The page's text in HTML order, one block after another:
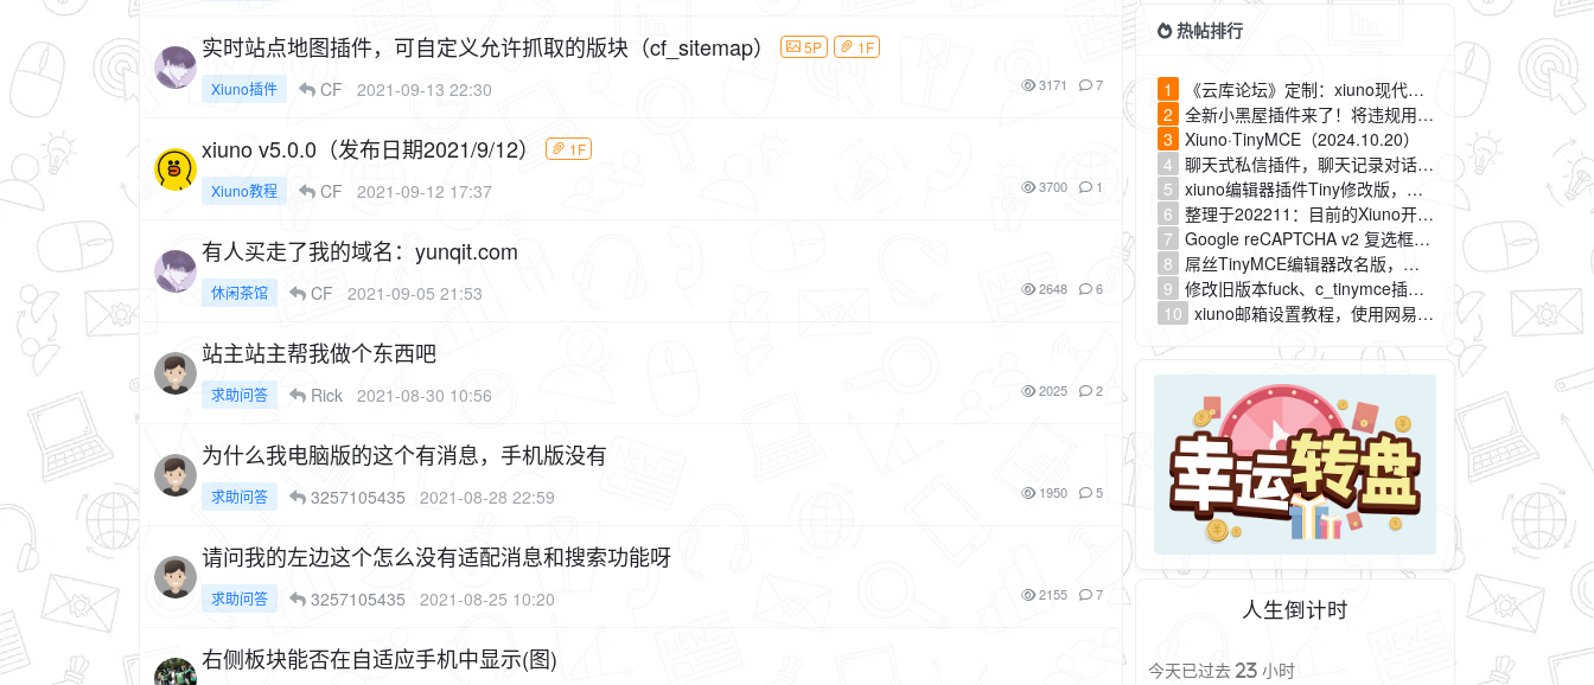
实时站点地图插件，可自定义允许抓取的版块（cf_sitemap） 5P 1F
Xiuno插件 CF 2021-09-13 22:30 3171 7
xiuno v5.0.0（发布日期2021/9/12） 1F
Xiuno教程 CF 2021-09-12 17:37 3700 1
有人买走了我的域名：yunqit.com
休闲茶馆 CF 2021-09-05 21:53 2648 6
站主站主帮我做个东西吧
求助问答 Rick 2021-08-30 10:56 2025 2
为什么我电脑版的这个有消息，手机版没有
求助问答 3257105435 2021-08-28 22:59 1950 5
请问我的左边这个怎么没有适配消息和搜索功能呀
求助问答 3257105435 2021-08-25 10:20 2155 7
右侧板块能否在自适应手机中显示(图)
热帖排行
1
《云库论坛》定制：xiuno现代化自适应主题插件V2.2.0（cf_theme_modern）
2 全新小黑屋插件来了！将违规用户关进小黑屋，自动屏蔽相关帖子内容，定时恢复用户组，保释用户，自定义保释金、房间部署，表情包模式（cf_darkroom v2.0）
3 Xiuno·TinyMCE（2024.10.20）
4 聊天式私信插件，聊天记录对话框展示，可设置每日发信次数和每次私信消耗积分（cf_pm）
5 xiuno编辑器插件Tiny修改版，加强的自定义功能（2025.04.27）
6 整理于202211：目前的Xiuno开发者站点
7 Google reCAPTCHA v2 复选框人机身份验证插件（cf_recaptcha）
8 屌丝TinyMCE编辑器改名版，预配置，后台页面优化，语法高亮增强（原fuck编辑器，插件名：c_tinymce）
9 修改旧版本fuck、c_tinymce插件的表名称，平滑迁移到tiny新版本编辑器插件
10 xiuno邮箱设置教程，使用网易163邮箱快速设置SMTP
人生倒计时
今天已过去 23 小时